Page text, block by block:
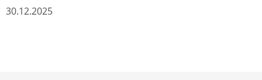
30.12.2025